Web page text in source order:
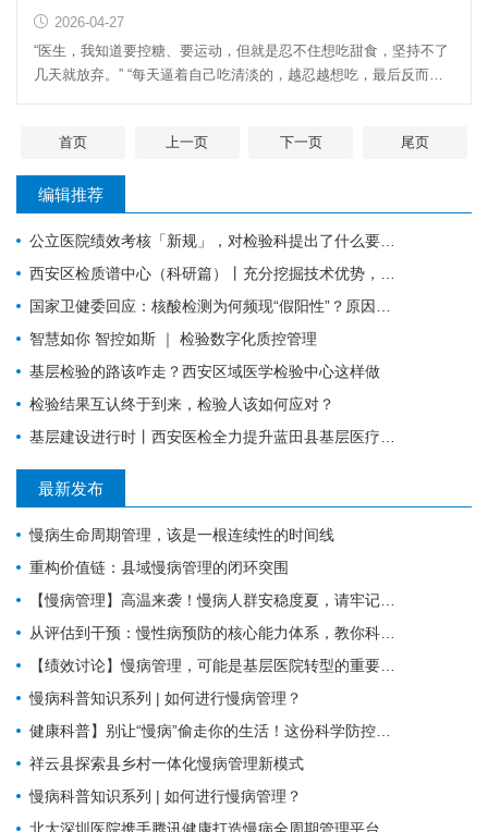
2026-04-27
“医生，我知道要控糖、要运动，但就是忍不住想吃甜食，坚持不了
几天就放弃。” “每天逼着自己吃清淡的，越忍越想吃，最后反而暴
首页 上一页 下一页 尾页
编辑推荐
公立医院绩效考核「新规」，对检验科提出了什么要求？
西安区检质谱中心（科研篇）丨充分挖掘技术优势，让“临床+科研”一加一大于二
国家卫健委回应：核酸检测为何频现“假阳性”？原因值得所有检验人警惕！
智慧如你 智控如斯 ｜ 检验数字化质控管理
基层检验的路该咋走？西安区域医学检验中心这样做
检验结果互认终于到来，检验人该如何应对？
基层建设进行时丨西安医检全力提升蓝田县基层医疗服务能力
最新发布
慢病生命周期管理，该是一根连续性的时间线
重构价值链：县域慢病管理的闭环突围
【慢病管理】高温来袭！慢病人群安稳度夏，请牢记这6件事。
从评估到干预：慢性病预防的核心能力体系，教你科学管理健康
【绩效讨论】慢病管理，可能是基层医院转型的重要入口？！
慢病科普知识系列 | 如何进行慢病管理？
健康科普】别让“慢病”偷走你的生活！这份科学防控指南请收好
祥云县探索县乡村一体化慢病管理新模式
慢病科普知识系列 | 如何进行慢病管理？
北大深圳医院携手腾讯健康打造慢病全周期管理平台，已落地超百家社康中心